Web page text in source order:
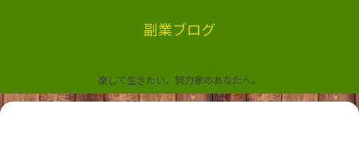
副業ブログ
楽して生きたい、努力家のあなたへ。